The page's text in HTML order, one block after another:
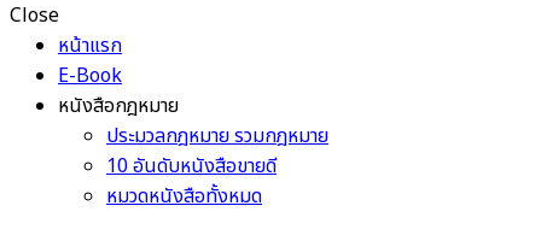
Close
หน้าแรก
E-Book
หนังสือกฎหมาย
ประมวลกฎหมาย รวมกฎหมาย
10 อันดับหนังสือขายดี
หมวดหนังสือทั้งหมด